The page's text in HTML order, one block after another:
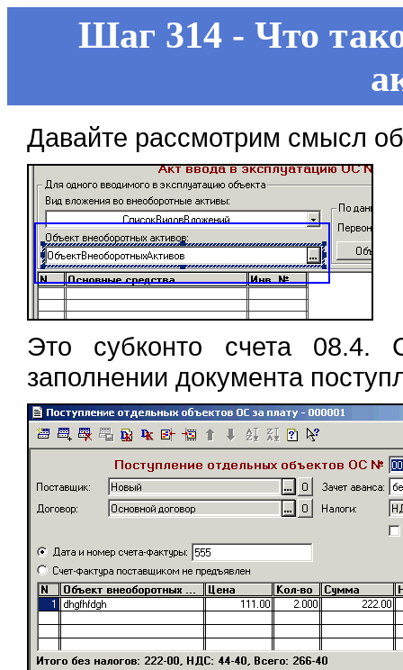
Шаг 314 - Что
Давайте рассмотрим смысл
Это субконто счета 08.4.
заполнении документа